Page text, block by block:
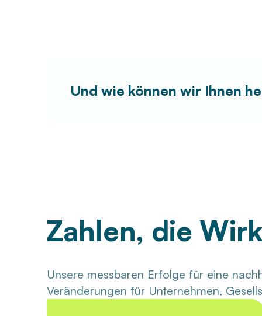
Und wie können wir Ihnen
Zahlen, die
Unsere messbaren Erfolge für eine
Veränderungen für Unternehmen,